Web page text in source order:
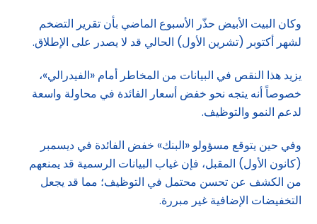
وكان البيت الأبيض حذّر الأسبوع الماضي بأن تقرير التضخم
لشهر أكتوبر (تشرين الأول) الحالي قد لا يصدر على الإطلاق.
يزيد هذا النقص في البيانات من المخاطر أمام «الفيدرالي»،
خصوصاً أنه يتجه نحو خفض أسعار الفائدة في محاولة واسعة
لدعم النمو والتوظيف.
وفي حين يتوقع مسؤولو «البنك» خفض الفائدة في ديسمبر
(كانون الأول) المقبل، فإن غياب البيانات الرسمية قد يمنعهم
من الكشف عن تحسن محتمل في التوظيف؛ مما قد يجعل
التخفيضات الإضافية غير مبررة.